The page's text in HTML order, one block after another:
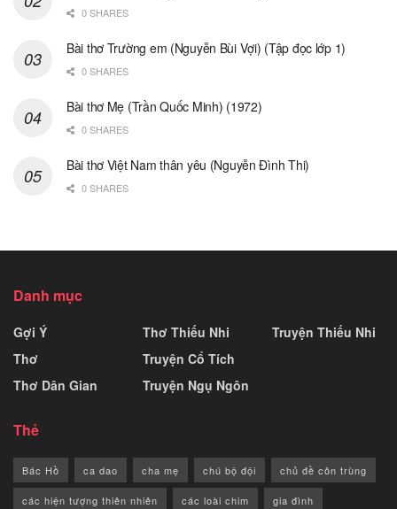
0 SHARES
Bài thơ Trường em (Nguyễn Bùi Vợi) (Tập đọc lớp 1)
0 SHARES
Bài thơ Mẹ (Trần Quốc Minh) (1972)
0 SHARES
Bài thơ Việt Nam thân yêu (Nguyễn Đình Thi)
0 SHARES
Danh mục
Gợi Ý
Thơ
Thơ Dân Gian
Thơ Thiếu Nhi
Truyện Cổ Tích
Truyện Ngụ Ngôn
Truyện Thiếu Nhi
Thẻ
Bác Hồ ca dao cha mẹ chú bộ đội chủ đề côn trùng
các hiện tượng thiên nhiên các loài chim gia đình